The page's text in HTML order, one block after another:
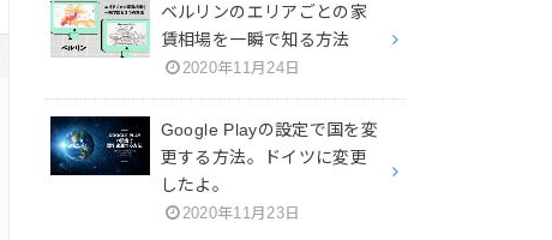
ベルリンのエリアごとの家
賃相場を一瞬で知る方法
2020年11月24日
Google Playの設定で国を変
更する方法。ドイツに変更
したよ。
2020年11月23日